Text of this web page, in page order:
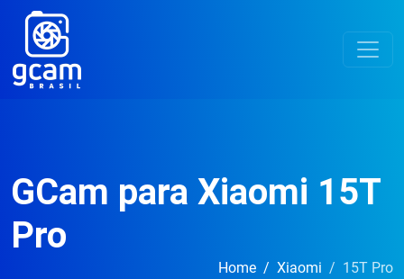
GCam para Xiaomi 15T
Pro
Home Xiaomi 15T Pro